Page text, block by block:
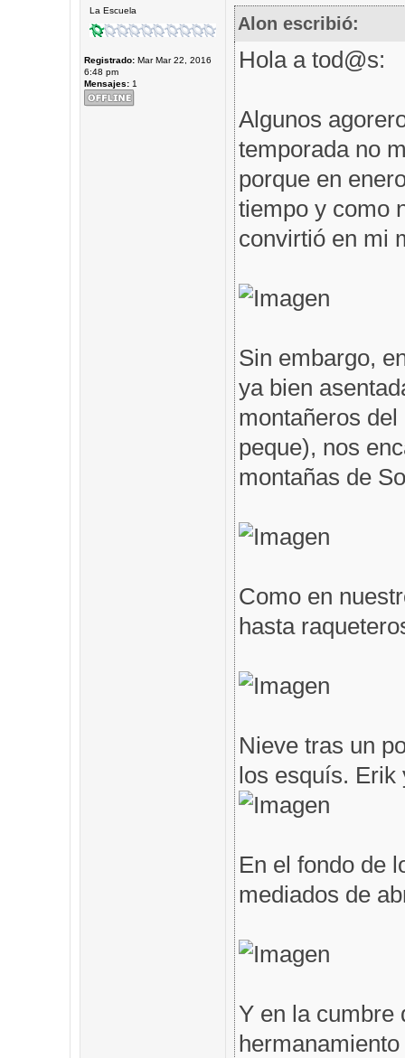
La Escuela
Registrado:Mar Mar 22, 2016
6:48 pm
Mensajes:1
Alon escribió:
Hola a tod@s:
Algunos
temporada no
porque en
tiempo y como
convirtió en mi
Sin embargo,
ya bien
montañeros
peque), nos
montañas de
Como en
hasta
Nieve tras un
los esquís. Erik
En el fondo de
mediados de
Y en la cumbre